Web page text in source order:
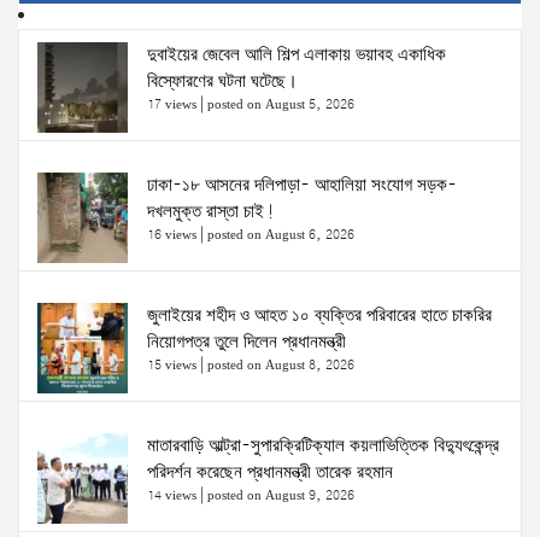
দুবাইয়ের জেবেল আলি শিল্প এলাকায় ভয়াবহ একাধিক
বিস্ফোরণের ঘটনা ঘটেছে।
17 views posted on August 5, 2026
ঢাকা-১৮ আসনের দলিপাড়া- আহালিয়া সংযোগ সড়ক-
দখলমুক্ত রাস্তা চাই!
16 views posted on August 6, 2026
জুলাইয়ের শহীদ ও আহত ১০ ব্যক্তির পরিবারের হাতে চাকরির
নিয়োগপত্র তুলে দিলেন প্রধানমন্ত্রী
15 views posted on August 8, 2026
মাতারবাড়ি আল্ট্রা-সুপারক্রিটিক্যাল কয়লাভিত্তিক বিদ্যুৎকেন্দ্র
পরিদর্শন করেছেন প্রধানমন্ত্রী তারেক রহমান
14 views posted on August 9, 2026